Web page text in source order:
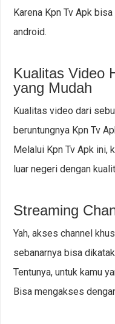
Karena Kpn Tv Apk
android.
Kualitas Video
yang Mudah
Kualitas video dari
beruntungnya Kpn Tv
Melalui Kpn Tv Apk ini,
luar negeri dengan
Streaming
Yah, akses channel
sebanarnya bisa
Tentunya, untuk kamu
Bisa mengakses